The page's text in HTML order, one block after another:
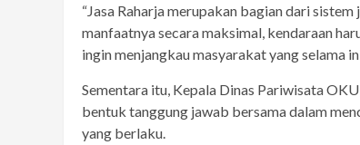
“Jasa Raharja merupakan bagian dari
manfaatnya secara maksimal, kendaraan
ingin menjangkau masyarakat yang selama
Sementara itu, Kepala Dinas Pariwisata
bentuk tanggung jawab bersama dalam
yang berlaku.